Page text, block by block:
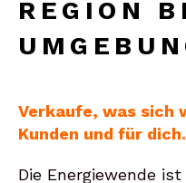
EGION
MGEBUNG
Verkaufe, was sich
Kunden und für dich.
Die Energiewende